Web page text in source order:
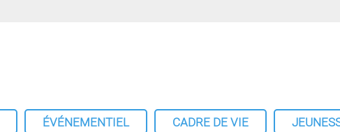
ÉVÉNEMENTIEL CADRE DE VIE